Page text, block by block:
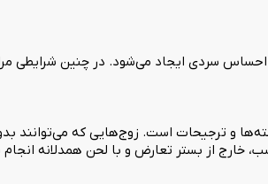
سردی ایجاد می‌شود. در چنین شرایطی
و ترجیحات است. زوج‌هایی که
خارج از بستر تعارض و با لحن همدلانه